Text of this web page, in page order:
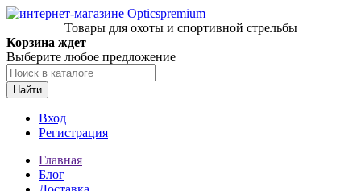
Товары для охоты и спортивной стрельбы
Корзина ждет
Выберите любое предложение
Найти
Вход
Регистрация
Главная
Блог